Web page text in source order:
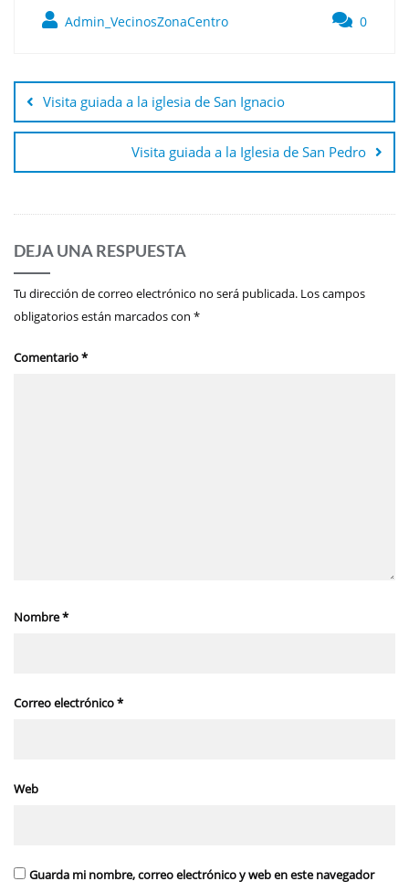
Admin_VecinosZonaCentro 0
de
entradas
Visita guiada a la iglesia de San Ignacio
Visita guiada a la Iglesia de San Pedro
DEJA UNA RESPUESTA
Tu dirección de correo electrónico no será publicada. Los campos
obligatorios están marcados con *
Comentario*
Nombre*
Correo electrónico*
Web
Guarda mi nombre, correo electrónico y web en este navegador